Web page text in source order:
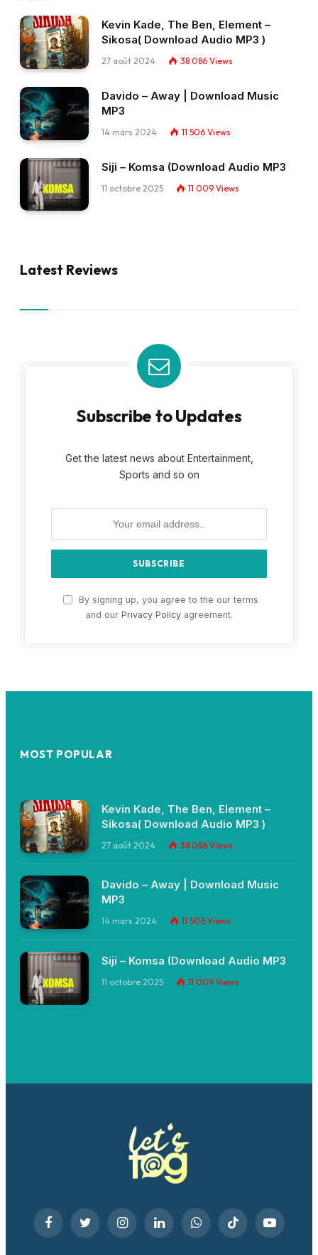
Kevin Kade, The Ben, Element –
Sikosa( Download Audio MP3 )
27 août 2024 38 086 Views
Davido – Away | Download Music
MP3
14 mars 2024 11 506 Views
Siji – Komsa (Download Audio MP3
11 octobre 2025 11 009 Views
Latest Reviews
Subscribe to Updates
Get the latest news about Entertainment,
Sports and so on
By signing up, you agree to the our terms
and our Privacy Policyagreement.
MOST POPULAR
Kevin Kade, The Ben, Element –
Sikosa( Download Audio MP3 )
27 août 2024 38 086 Views
Davido – Away | Download Music
MP3
14 mars 2024 11 506 Views
Siji – Komsa (Download Audio MP3
11 octobre 2025 11 009 Views
FacebookTwitter InstagramLinkedInWhatsAppTikTok YouTube